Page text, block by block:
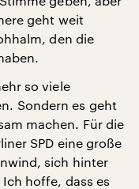
geht weit
den die
so viele
Sondern es geht
machen. Für die
SPD eine große
sich hinter
hoffe, dass es